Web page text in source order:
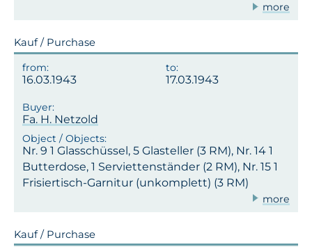
more
Kauf / Purchase
16.03.1943 17.03.1943
Fa. H. Netzold
Nr. 9 1 Glasschüssel, 5 Glasteller (3 RM), Nr. 14 1
Butterdose, 1 Serviettenständer (2 RM), Nr. 15 1
Frisiertisch-Garnitur (unkomplett) (3 RM)
more
Kauf / Purchase